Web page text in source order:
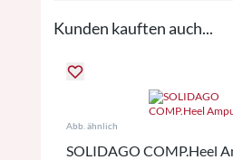
Kunden kauften auch...
Abb. ähnlich
SOLIDAGO COMP.Heel